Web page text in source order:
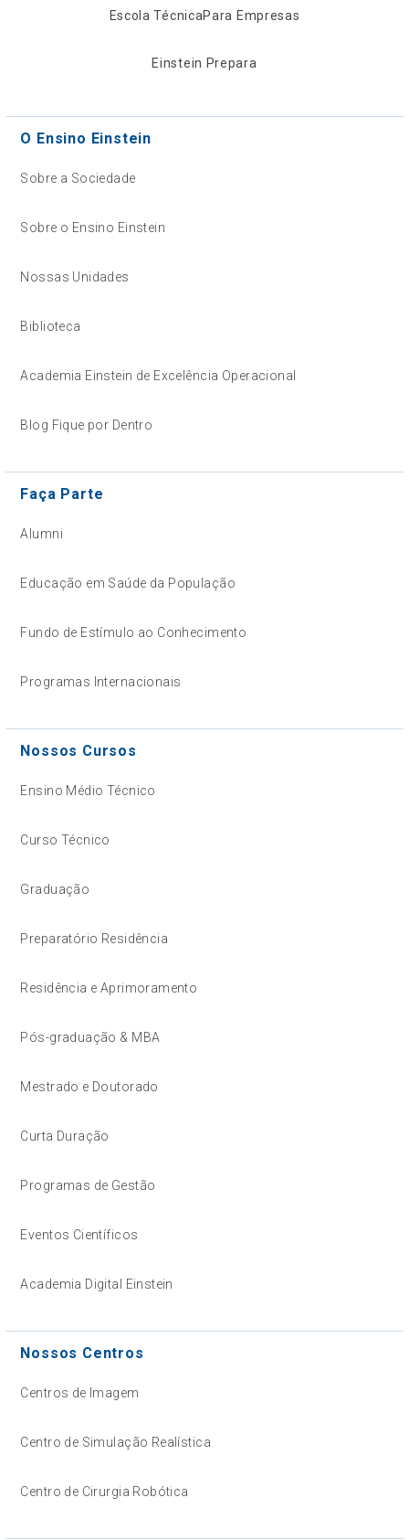
Escola TécnicaPara Empresas
Einstein Prepara
O Ensino Einstein
Sobre a Sociedade
Sobre o Ensino Einstein
Nossas Unidades
Biblioteca
Academia Einstein de Excelência Operacional
Blog Fique por Dentro
Faça Parte
Alumni
Educação em Saúde da População
Fundo de Estímulo ao Conhecimento
Programas Internacionais
Nossos Cursos
Ensino Médio Técnico
Curso Técnico
Graduação
Preparatório Residência
Residência e Aprimoramento
Pós-graduação & MBA
Mestrado e Doutorado
Curta Duração
Programas de Gestão
Eventos Científicos
Academia Digital Einstein
Nossos Centros
Centros de Imagem
Centro de Simulação Realística
Centro de Cirurgia Robótica